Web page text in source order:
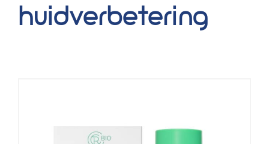
Webshop
huidverbetering